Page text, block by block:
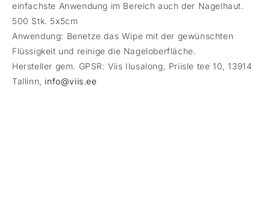
einfachste Anwendung im Bereich auch der Nagelhaut.
500 Stk. 5x5cm
Anwendung: Benetze das Wipe mit der gewünschten
Flüssigkeit und reinige die Nageloberfläche.
Hersteller gem. GPSR: Viis Ilusalong, Priisle tee 10, 13914
Tallinn, info@viis.ee